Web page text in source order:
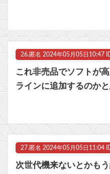
26. 匿名 2024年05月05日10:47
これ非売品でソフトが
ラインに追加するのか
27. 匿名 2024年05月05日11:04
次世代機来ないとかも